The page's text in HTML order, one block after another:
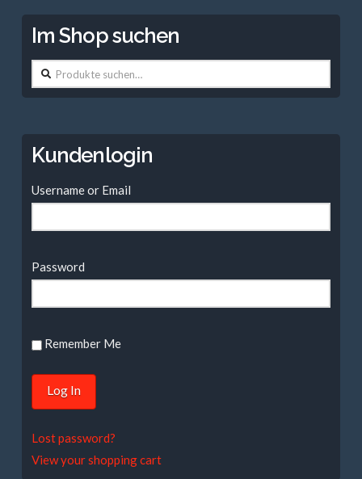
Im Shop suchen
Suche
nach:
Kundenlogin
Username or Email
Password
Remember Me
Lost password?
View your shopping cart